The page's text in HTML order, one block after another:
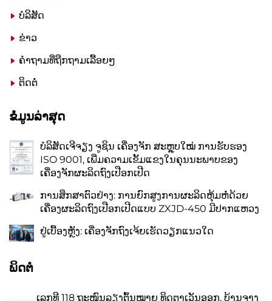
ບໍລິສັດ
ຂ່າວ
ຄຳຖາມທີ່ຖືກຖາມເລື້ອຍໆ
ຕິດຕໍ່
ຂໍໍ່ມູນລ່າສຸດ
ບໍລິສັດເຈີຈຽງ ຈູຊິນ ເຄື່ອງຈັກ ສະຫຼຸບໃໝ່ ການຮັບຮອງ
ISO 9001, ເພີ່ມຄວາມເຂັ້ມແຂງໃນຄຸນນະພາບຂອງ
ເຄື່ອງຈັກຜະລິດຖົງເປືອກເປີດ
ການສຶກສາຕົວຢ່າງ: ການຍົກສູງການຜະລິດຫຸ້ມຫໍ່ດ້ວຍ
ເຄື່ອງຜະລິດຖົງເປືອກເປີດແບບ ZXJD-450 ມີປາກແຫວງ
ຢູ່ເບື້ອງຫຼັງ: ເຄື່ອງຈັກຖົງເຈ້ຍເຮັດວຽກແນວໃດ
ພິດຕໍ
ເລກທີ 118 ຖະໜົນລຽງຕົ້ນໝາຍ ທິດຕາເວັນອອກ, ບ້ານຈາງ